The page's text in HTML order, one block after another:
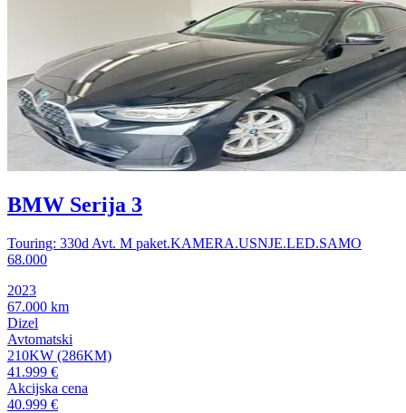
BMW Serija 3
Touring: 330d Avt. M paket.KAMERA.USNJE.LED.SAMO
68.000
2023
67.000 km
Dizel
Avtomatski
210KW (286KM)
41.999 €
Akcijska cena
40.999 €